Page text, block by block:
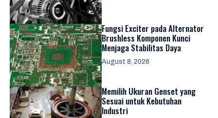
Fungsi Exciter pada Alternator
Brushless Komponen Kunci
Menjaga Stabilitas Daya
August 8, 2026
Memilih Ukuran Genset yang
Sesuai untuk Kebutuhan
Industri